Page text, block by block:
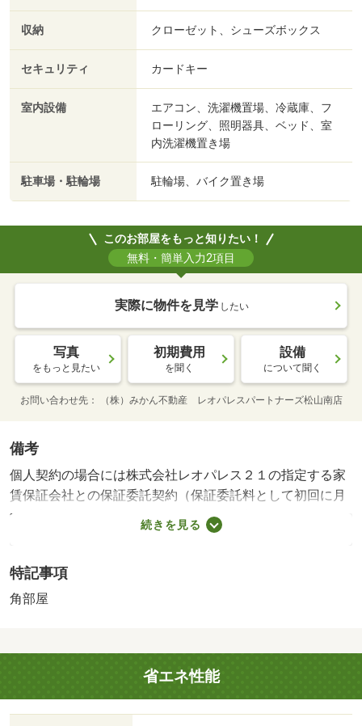
収納 クローゼット、シューズボックス
セキュリティ カードキー
室内設備
エアコン、洗濯機置場、冷蔵庫、フ
ローリング、照明器具、ベッド、室
内洗濯機置き場
駐車場・駐輪場 駐輪場、バイク置き場
このお部屋をもっと知りたい！
無料・簡単入力2項目
実際に物件を見学 したい
写真
をもっと見たい
初期費用
を聞く
設備
について聞く
お問い合わせ先 （株）みかん不動産 レオパレスパートナーズ松山南店
備考
個人契約の場合には株式会社レオパレス２１の指定する家
賃保証会社との保証委託契約（保証委託料として初回に月
額総利用料×１００％～１２０％※と１年毎に１０，０００
円）が必要です。※成人で年収が１５０万円以上の方：１
方：１２０％（保証人不要） 未成年の方：１００％（保
証人必要）・鍵交換代：あり１６，５００円～・維持費
レンジ・電気コンロ・テーブル・カーテンなどが揃ってい
るので身軽にご入居が可能で意外と高くついてしまう引越
費用も軽減できます…・バイク置場：有・駐輪場：有
続きを見る
特記事項
角部屋
省エネ性能